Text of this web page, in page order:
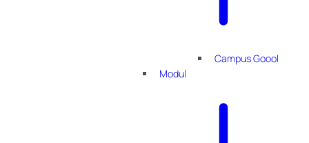
Campus Goool
Modul